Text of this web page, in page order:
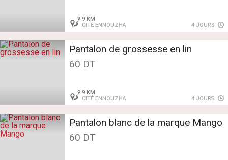
9 KM
CITÉ ENNOUZHA
4 JOURS
Pantalon de grossesse en lin
60 DT
9 KM
CITÉ ENNOUZHA
4 JOURS
Pantalon blanc de la marque Mango
60 DT